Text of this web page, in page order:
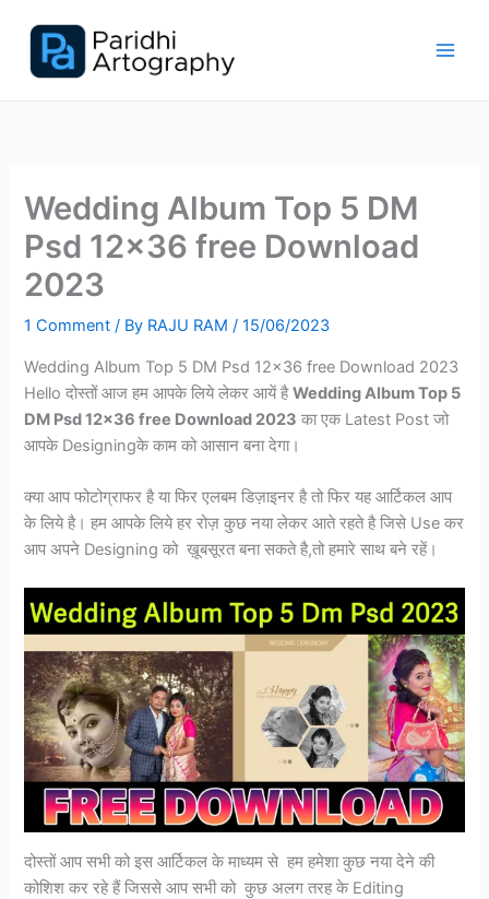
content
Wedding Album Top 5 DM
Psd 12×36 free Download
2023
1 Comment / By RAJU RAM/15/06/2023
Wedding Album Top 5 DM Psd 12×36 free Download 2023
Hello दोस्तों आज हम आपके लिये लेकर आयें हैWedding Album Top 5
DM Psd 12×36 free Download 2023 का एक Latest Post जो
आपके Designingके काम को आसान बना देगा।
क्या आप फोटोग्राफर है या फिर एलबम डिज़ाइनर है तो फिर यह आर्टिकल आप
के लिये है। हम आपके लिये हर रोज़ कुछ नया लेकर आते रहते है जिसे Use कर
आप अपने Designing को ख़ूबसूरत बना सकते है,तो हमारे साथ बने रहें।
दोस्तों आप सभी को इस आर्टिकल के माध्यम से हम हमेशा कुछ नया देने की
कोशिश कर रहे हैं जिससे आप सभी को कुछ अलग तरह के Editing